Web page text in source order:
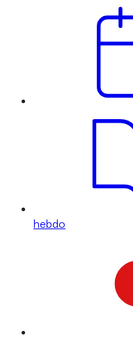
hebdo